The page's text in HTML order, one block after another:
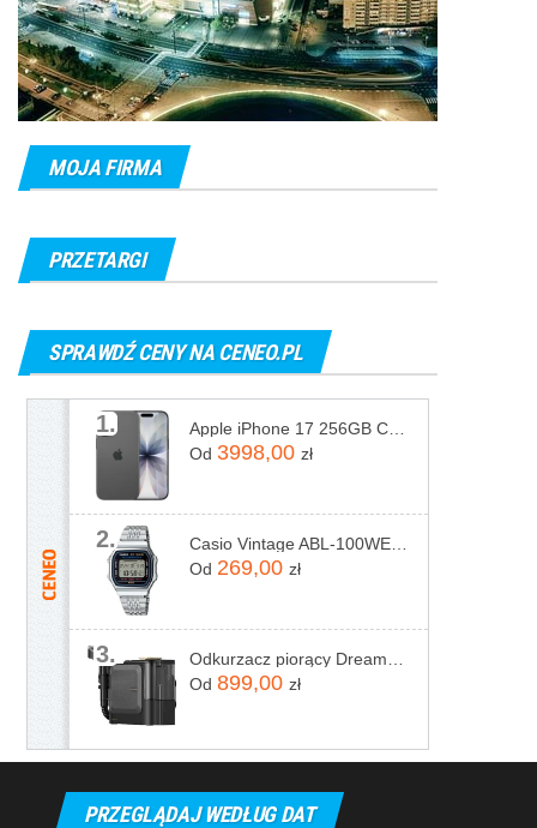
MOJA FIRMA
PRZETARGI
SPRAWDŹ CENY NA CENEO.PL
1.
Od 3998,00 zł
2.
Od 269,00 zł
3.
Od 899,00 zł
PRZEGLĄDAJ WEDŁUG DAT